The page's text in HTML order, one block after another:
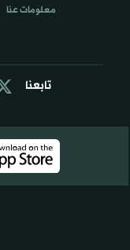
تابعنا
معلومات عنا